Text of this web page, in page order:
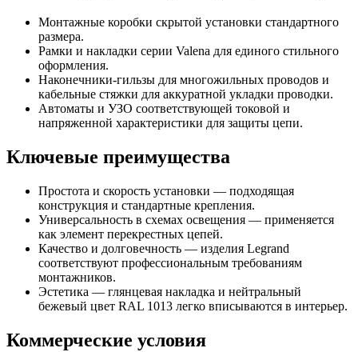
Монтажные коробки скрытой установки стандартного
размера.
Рамки и накладки серии Valena для единого стильного
оформления.
Наконечники‑гильзы для многожильных проводов и
кабельные стяжки для аккуратной укладки проводки.
Автоматы и УЗО соответствующей токовой и
напряженной характеристики для защиты цепи.
Ключевые преимущества
Простота и скорость установки — подходящая
конструкция и стандартные крепления.
Универсальность в схемах освещения — применяется
как элемент перекрестных цепей.
Качество и долговечность — изделия Legrand
соответствуют профессиональным требованиям
монтажников.
Эстетика — глянцевая накладка и нейтральный
бежевый цвет RAL 1013 легко вписываются в интерьер.
Коммерческие условия